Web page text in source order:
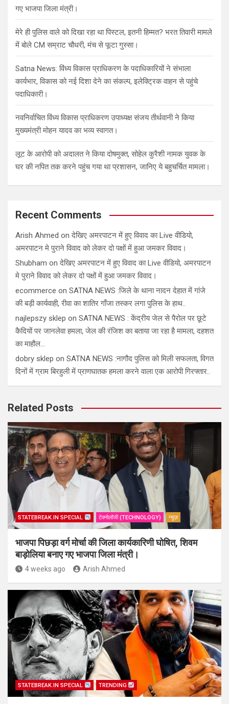
गए भाजपा जिला मंत्री।
मेरे ही पुलिस वाले को दिखा रहा था पिस्टल, इतनी हिम्मत? भरत तिवारी मामले
में बोले CM सम्राट चौधरी, मंच से फूटा गुस्सा।
Satna News: विंध्य विकास प्राधिकरण के पदाधिकारियों ने संभाला
कार्यभार, विकास को नई दिशा देने का संकल्प, इलेक्ट्रिक वाहन से पहुंचे
पदाधिकारी।
नवनिर्वाचित विंध्य विकास प्राधिकरण उपाध्यक्ष संजय तीर्थवानी ने किया
मुख्यमंत्री मोहन यादव का भव्य स्वागत।
लूट के आरोपी को अदालत ने किया दोषमुक्त, सोहेल कुरैशी नामक युवक के
घर की नपित तक करने पहुंच गया था प्रशासन, जानिए ये बहुचर्चित मामला।
Recent Comments
Arish Ahmed onदेखिए अमरपाटन में हुए विवाद का Live वीडियो,
अमरपाटन मे पुराने विवाद को लेकर दो पक्षों में हुआ जमकर विवाद।
Shubham onदेखिए अमरपाटन में हुए विवाद का Live वीडियो, अमरपाटन
मे पुराने विवाद को लेकर दो पक्षों में हुआ जमकर विवाद।
ecommerce on SATNA NEWS :जिले के थाना नादन देहात में गांजे
की बड़ी कार्यवाही, रीवा का शातिर गाँजा तस्कर लगा पुलिस के हाथ..
najlepszy sklep on SATNA NEWS : केंद्रीय जेल से पैरोल पर छूटे
कैदियों पर जानलेवा हमला, जेल की रंजिश का बताया जा रहा है मामला, दहशत
का माहौल…
dobry sklep on SATNA NEWS :नागौद पुलिस को मिली सफलता, विगत
दिनों में ग्राम बिरहुली में प्राणघातक हमला करने वाला एक आरोपी गिरफ्तार..
Related Posts
STATEBREAK.IN SPECIAL टेक्नोलॉजी (TECHNOLOGY) न्यूज़
भाजपा पिछड़ा वर्ग मोर्चा की जिला कार्यकारिणी घोषित, शिवम
बाड़ोलिया बनाए गए भाजपा जिला मंत्री।
4 weeks ago Arish Ahmed
STATEBREAK.IN SPECIAL TRENDING